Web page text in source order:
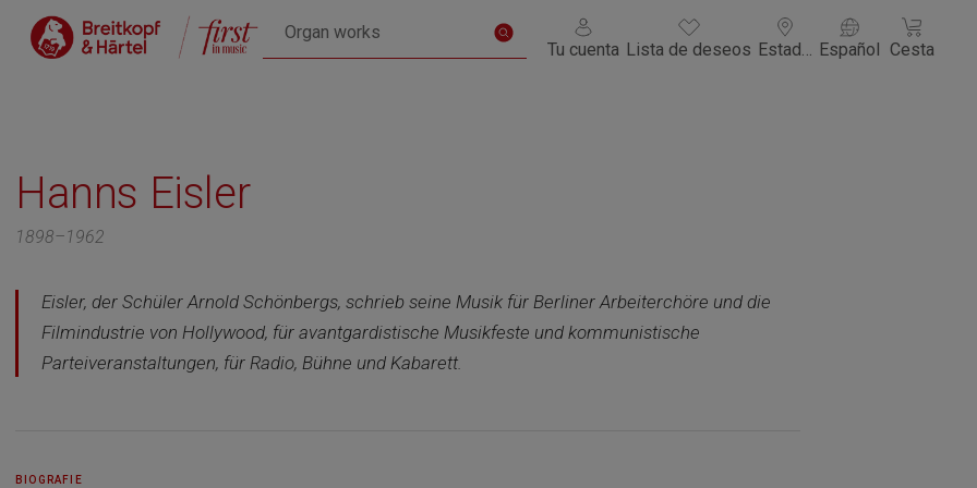
Tu cuenta Tienes 0 artículos en tu lista de deseos
Lista de deseos Estados Unidos de América
Español El carrito
Cesta
Hanns Eisler
1898–1962
Eisler, der Schüler Arnold Schönbergs, schrieb seine Musik für Berliner Arbeiterchöre und die
Filmindustrie von Hollywood, für avantgardistische Musikfeste und kommunistische
Parteiveranstaltungen, für Radio, Bühne und Kabarett.
BIOGRAFIE